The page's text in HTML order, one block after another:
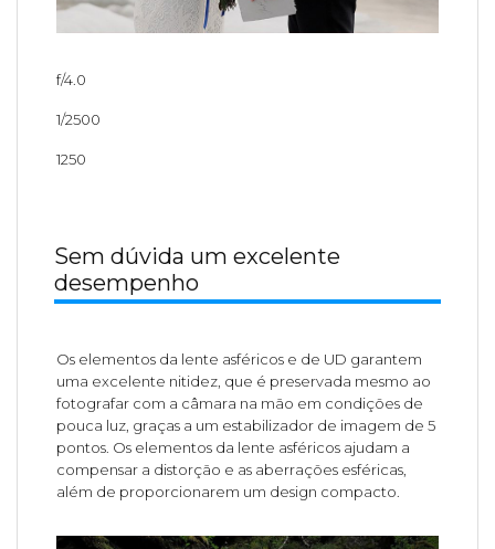
f/4.0
1/2500
1250
Sem dúvida um excelente
desempenho
Os elementos da lente asféricos e de UD garantem
uma excelente nitidez, que é preservada mesmo ao
fotografar com a câmara na mão em condições de
pouca luz, graças a um estabilizador de imagem de 5
pontos. Os elementos da lente asféricos ajudam a
compensar a distorção e as aberrações esféricas,
além de proporcionarem um design compacto.